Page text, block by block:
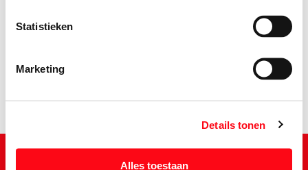
Statistieken
Marketing
Details tonen
Alles toestaan
0.91